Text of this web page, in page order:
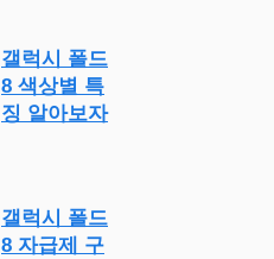
갤럭시 폴드
8 색상별 특
징 알아보자
갤럭시 폴드
8 자급제 구